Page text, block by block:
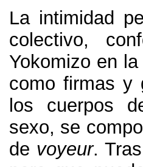
La intimidad
colectivo,
Yokomizo en la
como firmas y
los cuerpos
sexo, se
de voyeur.